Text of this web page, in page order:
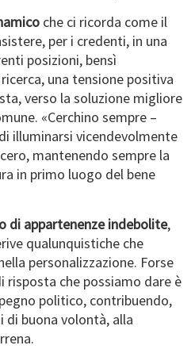
che ci ricorda come il
per i credenti, in una
posizioni, bensì
una tensione positiva
verso la soluzione migliore
«Cerchino sempre –
illuminarsi vicendevolmente
mantenendo sempre la
in primo luogo del bene
di appartenenze indebolite,
qualunquistiche che
personalizzazione. Forse
risposta che possiamo dare è
politico, contribuendo,
di buona volontà, alla